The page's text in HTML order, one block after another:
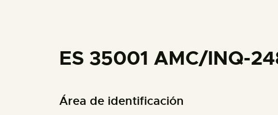
█
ES 35001 AMC/INQ-
Área de identificación